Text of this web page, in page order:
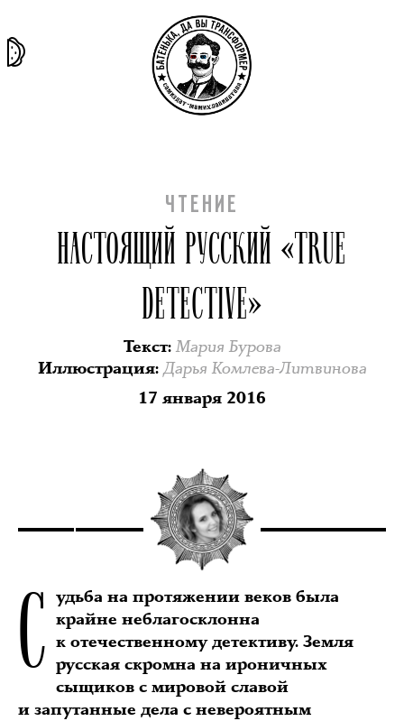
ЧТЕНИЕ
НАСТОЯЩИЙ РУССКИЙ «TRUE
DETECTIVE»
Текст: Мария Бурова
Иллюстрация:Дарья Комлева-Литвинова
17 января 2016
С удьба на протяжении веков была
крайне неблагосклонна
к отечественному детективу. Земля
русская скромна на ироничных
сыщиков с мировой славой
и запутанные дела с невероятным